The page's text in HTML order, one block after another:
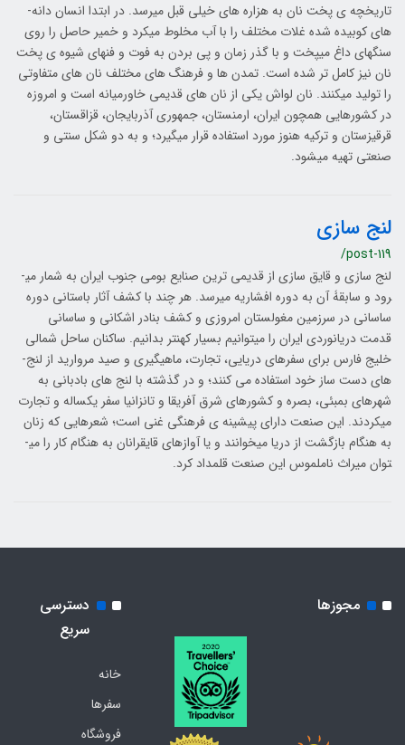
تاریخچه ی پخت نان به هزاره­ های خیلی قبل می­رسد. در ابتدا انسان دانه­
های کوبیده شده غلات مختلف را با آب مخلوط می­کرد و خمیر حاصل را روی
سنگ­های داغ می­پخت و با گذر زمان و پی بردن به فوت و فن­های شیوه ی پخت
نان نیز کامل­ تر شده است. تمدن ­ها و فرهنگ­ های مختلف نان­ های متفاوتی
را تولید می­کنند. نان لواش یکی از نان ­های قدیمی خاورمیانه است و امروزه
در کشورهایی همچون ایران، ارمنستان، جمهوری آذربایجان، قزاقستان،
قرقیزستان و ترکیه هنوز مورد استفاده قرار می­گیرد؛ و به دو شکل سنتی و
صنعتی تهیه می­شود.
لنج سازی
/post-119
لنج ­سازی و قایق ­سازی از قدیمی ­ترین صنایع بومی جنوب ایران به شمار می­
رود و سابقۀ آن به دوره افشاریه می­رسد. هر چند با کشف آثار باستانی دوره
ساسانی در سرزمین مغولستان امروزی و کشف بنادر اشکانی و ساسانی
قدمت دریانوردی ایران را می­توانیم بسیار کهن­تر بدانیم. ساکنان ساحل شمالی
خلیج ­فارس برای سفرهای دریایی، تجارت، ماهیگیری و صید مروارید از لنج­
های دست­ ساز خود استفاده می­ کنند؛ و در گذشته با لنج­ های بادبانی به
شهر­های بمبئی، بصره و کشورهای شرق آفریقا و تانزانیا سفر یک­ساله و تجارت
می­کردند. این صنعت دارای پیشینه ی فرهنگی غنی است؛ شعرهایی که زنان
به هنگام بازگشت از دریا می­خوانند و یا آوازهای قایقرانان به هنگام کار را می­
توان میراث ناملموس این صنعت قلمداد کرد.
مجوزها
دسترسی
سریع
خانه
سفرها
فروشگاه